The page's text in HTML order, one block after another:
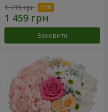
1 716 грн
Замовити